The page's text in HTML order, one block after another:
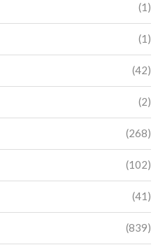
(1)
(1)
(42)
(2)
(268)
(102)
(41)
(839)